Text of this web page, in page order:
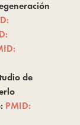
de
PMID: